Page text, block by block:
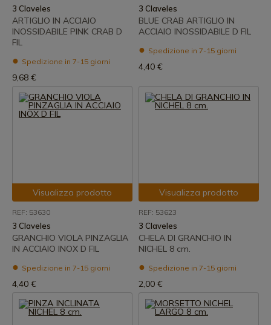
3 Claveles
ARTIGLIO IN ACCIAIO
INOSSIDABILE PINK CRAB D
FIL
Spedizione in 7-15 giorni
9,68 €
3 Claveles
BLUE CRAB ARTIGLIO IN
ACCIAIO INOSSIDABILE D FIL
Spedizione in 7-15 giorni
4,40 €
Visualizza prodotto
REF: 53630
3 Claveles
GRANCHIO VIOLA PINZAGLIA
IN ACCIAIO INOX D FIL
Spedizione in 7-15 giorni
4,40 €
Visualizza prodotto
REF: 53623
3 Claveles
CHELA DI GRANCHIO IN
NICHEL 8 cm.
Spedizione in 7-15 giorni
2,00 €